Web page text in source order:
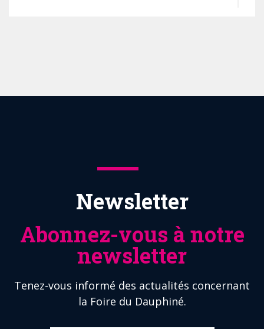
Newsletter
Abonnez-vous à notre
newsletter
Tenez-vous informé des actualités concernant
la Foire du Dauphiné.